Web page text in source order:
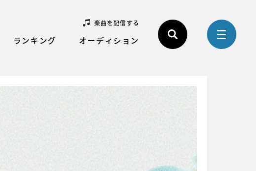
楽曲を配信する
ランキング オーディション